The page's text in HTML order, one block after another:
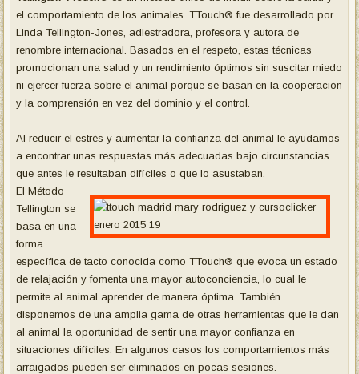
el comportamiento de los animales. TTouch® fue desarrollado por
Linda Tellington-Jones, adiestradora, profesora y autora de
renombre internacional. Basados en el respeto, estas técnicas
promocionan una salud y un rendimiento óptimos sin suscitar miedo
ni ejercer fuerza sobre el animal porque se basan en la cooperación
y la comprensión en vez del dominio y el control.
Al reducir el estrés y aumentar la confianza del animal le ayudamos
a encontrar unas respuestas más adecuadas bajo circunstancias
que antes le resultaban difíciles o que lo asustaban.
El Método
Tellington se
basa en una
forma
específica de tacto conocida como TTouch® que evoca un estado
de relajación y fomenta una mayor autoconciencia, lo cual le
permite al animal aprender de manera óptima. También
disponemos de una amplia gama de otras herramientas que le dan
al animal la oportunidad de sentir una mayor confianza en
situaciones difíciles. En algunos casos los comportamientos más
arraigados pueden ser eliminados en pocas sesiones.